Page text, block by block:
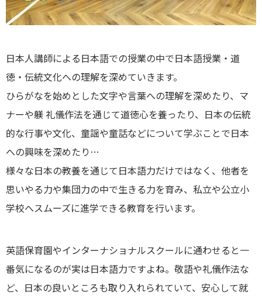
日本人講師による日本語での授業の中で日本語授業・道
徳・伝統文化への理解を深めていきます。
ひらがなを始めとした文字や言葉への理解を深めたり、マ
ナーや躾 礼儀作法を通じて道徳心を養ったり、日本の伝統
的な行事や文化、童謡や童話などについて学ぶことで日本
への興味を深めたり…
様々な日本の教養を通じて日本語力だけではなく、他者を
思いやる力や集団力の中で生きる力を育み、私立や公立小
学校へスムーズに進学できる教育を行います。
英語保育園やインターナショナルスクールに通わせると一
番気になるのが実は日本語力ですよね。敬語や礼儀作法な
ど、日本の良いところも取り入れられていて、安心して就